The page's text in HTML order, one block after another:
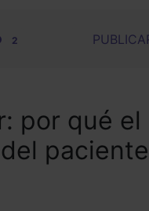
2
por qué el
paciente